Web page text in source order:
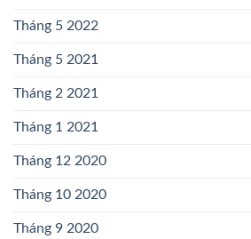
Tháng 5 2022
Tháng 5 2021
Tháng 2 2021
Tháng 1 2021
Tháng 12 2020
Tháng 10 2020
Tháng 9 2020